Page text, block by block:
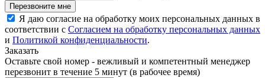
Перезвоните мне
Я даю согласие на обработку моих персональных данных в
соответствии с Согласием на обработку персональных данных
и Политикой конфиденциальности.
Заказать
Оставьте свой номер - вежливый и компетентный менеджер
перезвонит в течение 5 минут (в рабочее время)